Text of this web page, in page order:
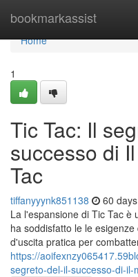
bookmarkassist
Home
Home
1
Tic Tac: Il
successo di
Tac
tiffanyyynk851138 60
La l'espansione di Tic Tac è
ha soddisfatto le le
d'uscita pratica per
https://
segreto-del-il-successo-di-il-